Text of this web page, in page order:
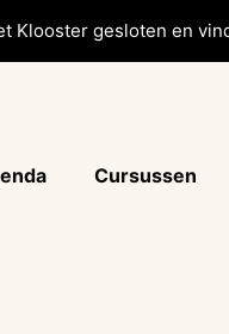
Klooster gesloten en
Cursussen